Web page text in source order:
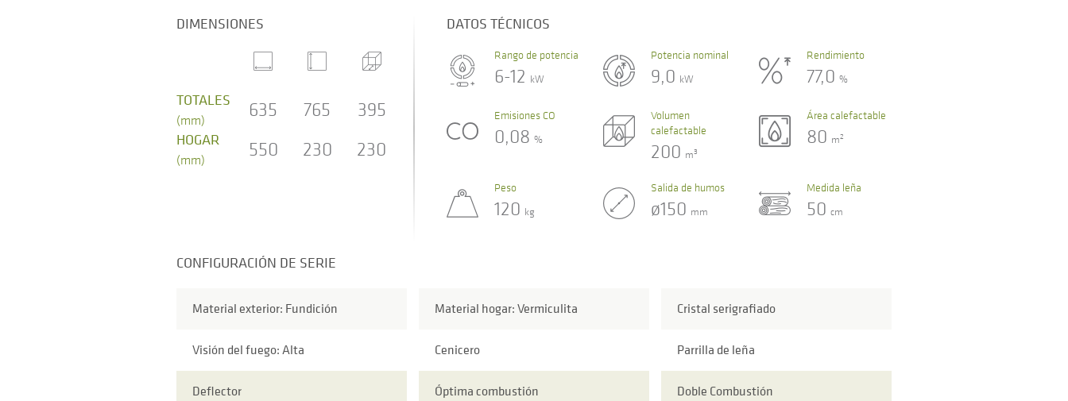
DIMENSIONES
TOTALES
(mm) 635 765 395
HOGAR
(mm) 550 230 230
DATOS TÉCNICOS
Rango de potencia
6-12 kW
Potencia nominal
9,0 kW
Rendimiento
77,0%
Emisiones CO
0,08 %
Volumen
calefactable
200 m3
Área calefactable
80 m2
Peso
120 kg
Salida de humos
ø150 mm
Medida leña
50cm
CONFIGURACIÓN DE SERIE
Material exterior: Fundición Material hogar: Vermiculita Cristal serigrafiado
Visión del fuego: Alta Cenicero Parrilla de leña
Deflector Óptima combustión Doble Combustión